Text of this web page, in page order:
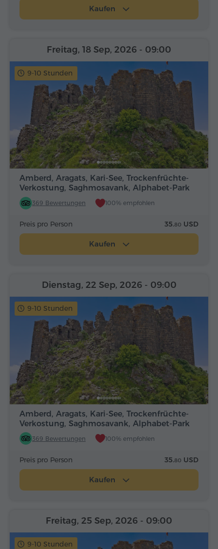
Kaufen
9-10 Stunden
Amberd, Aragats, Kari-See, Trockenfrüchte-
Verkostung, Saghmosavank, Alphabet-Park
369 Bewertungen 100% empfohlen
Freitag, 18 Sep, 2026 - 09:00
Preis pro Person 35.80 USD
Kaufen
9-10 Stunden
Amberd, Aragats, Kari-See, Trockenfrüchte-
Verkostung, Saghmosavank, Alphabet-Park
369 Bewertungen 100% empfohlen
Dienstag, 22 Sep, 2026 - 09:00
Preis pro Person 35.80 USD
Kaufen
9-10 Stunden
Freitag, 25 Sep, 2026 - 09:00